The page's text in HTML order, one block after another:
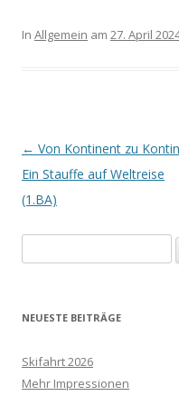
In Allgemein am 27. April
Beitrags-Navigation
← Von Kontinent zu
Ein Stauffe auf Weltreise
(1.BA)
nach:
NEUESTE BEITRÄGE
Skifahrt 2026
Mehr Impressionen